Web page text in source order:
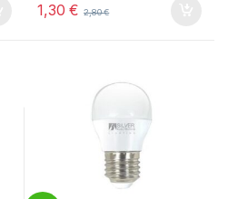
1,30€ 2,80€